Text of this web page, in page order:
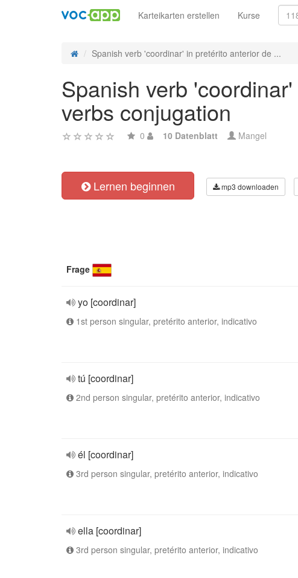
Karteikarten erstellen Kurse
Spanish verb 'coordinar' in pretérito anterior de ...
Spanish verb
verbs conjugation
0 10 Datenblatt Mangel
Lernen beginnen mp3 downloaden
Frage
yo [coordinar]
1st person singular, pretérito anterior, indicativo
tú [coordinar]
2nd person singular, pretérito anterior, indicativo
él [coordinar]
3rd person singular, pretérito anterior, indicativo
ella [coordinar]
3rd person singular, pretérito anterior, indicativo